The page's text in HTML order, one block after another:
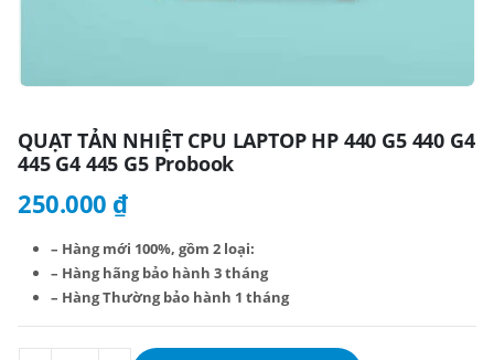
QUẠT TẢN NHIỆT CPU LAPTOP HP 440 G5 440 G4
445 G4 445 G5 Probook
250.000 ₫
– Hàng mới 100%, gồm 2 loại:
– Hàng hãng bảo hành 3 tháng
– Hàng Thường bảo hành 1 tháng